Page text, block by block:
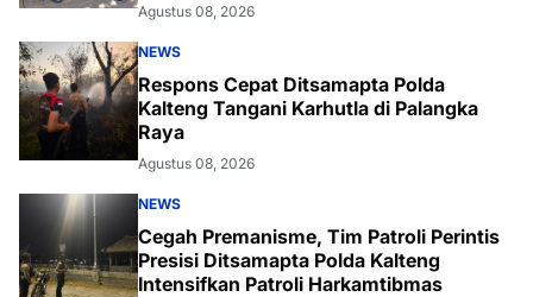
Agustus 08, 2026
NEWS
Respons Cepat Ditsamapta Polda
Kalteng Tangani Karhutla di Palangka
Raya
Agustus 08, 2026
NEWS
Cegah Premanisme, Tim Patroli Perintis
Presisi Ditsamapta Polda Kalteng
Intensifkan Patroli Harkamtibmas